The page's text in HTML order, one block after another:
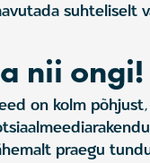
suhteliselt
nii ongi!
on kolm
praegu